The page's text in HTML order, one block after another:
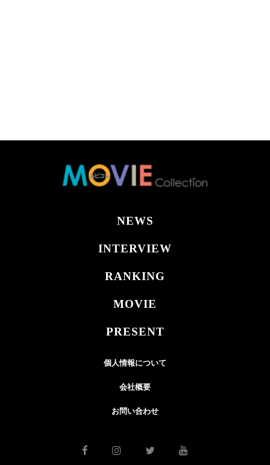
NEWS
INTERVIEW
RANKING
MOVIE
PRESENT
個人情報について
会社概要
お問い合わせ